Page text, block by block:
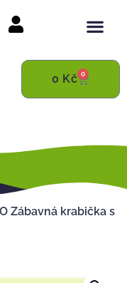
0 Kč 0
Zábavná krabička s